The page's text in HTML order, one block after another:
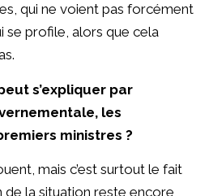
qui ne voient pas forcément
se profile, alors que cela
s’expliquer par
les
ministres ?
mais c’est surtout le fait
de la situation reste encore